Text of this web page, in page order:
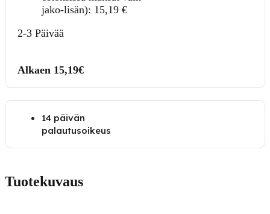
jako-lisän): 15,19 €
2-3 Päivää
Alkaen 15,19€
14 päivän
palautusoikeus
Tuotekuvaus